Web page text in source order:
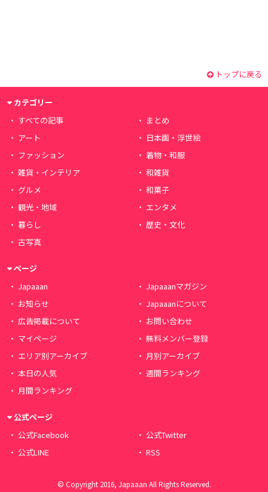
トップに戻る
カテゴリー
すべての記事
まとめ
アート
日本画・浮世絵
ファッション
着物・和服
雑貨・インテリア
和雑貨
グルメ
和菓子
観光・地域
エンタメ
暮らし
歴史・文化
古写真
ページ
Japaaan
Japaaanマガジン
お知らせ
Japaaanについて
広告掲載について
お問い合わせ
マイページ
無料メンバー登録
エリア別アーカイブ
月別アーカイブ
本日の人気
週間ランキング
月間ランキング
公式ページ
公式Facebook
公式Twitter
公式LINE
RSS
© Copyright 2016, Japaaan All Rights Reserved.